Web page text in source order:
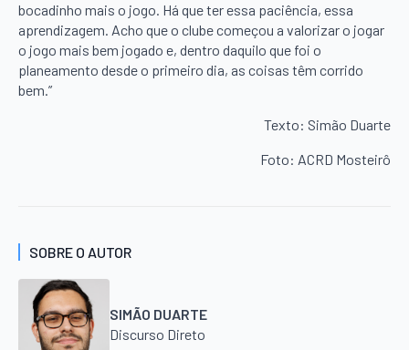
bocadinho mais o jogo. Há que ter essa paciência, essa
aprendizagem. Acho que o clube começou a valorizar o jogar
o jogo mais bem jogado e, dentro daquilo que foi o
planeamento desde o primeiro dia, as coisas têm corrido
bem.”
Texto: Simão Duarte
Foto: ACRD Mosteirô
SOBRE O AUTOR
SIMÃO DUARTE
Discurso Direto